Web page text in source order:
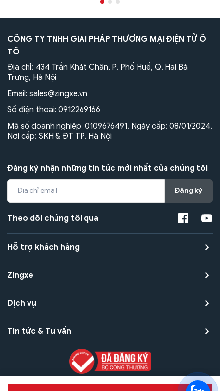
CÔNG TY TNHH GIẢI PHÁP THƯƠNG MẠI ĐIỆN TỬ Ô
TÔ
Địa chỉ: 434 Trần Khát Chân, P. Phố Huế, Q. Hai Bà
Trưng, Hà Nội
Email: sales@zingxe.vn
Số điện thoại: 0912269166
Mã số doanh nghiệp: 0109676491. Ngày cấp: 08/01/2024.
Nơi cấp: SKH & ĐT TP. Hà Nội
Đăng ký nhận những tin tức mới nhất của chúng tôi
Đăng ký
Theo dõi chúng tôi qua
Hỗ trợ khách hàng
Zingxe
Dịch vụ
Tin tức & Tư vấn